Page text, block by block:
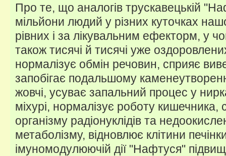
Про те, що аналогів трускавецькій
мільйони людий у різних куточках
рівних і за лікувальним ефекторм, у
також тисячі й тисячі уже
нормалізує обмін речовин, сприяє
запобігає подальшому
жовчі, усуває запальний процес у
міхурі, нормалізує роботу
організму радіонуклідів та
метаболізму, відновлює клітини
імуномодулюючій дії "Нафтуся"